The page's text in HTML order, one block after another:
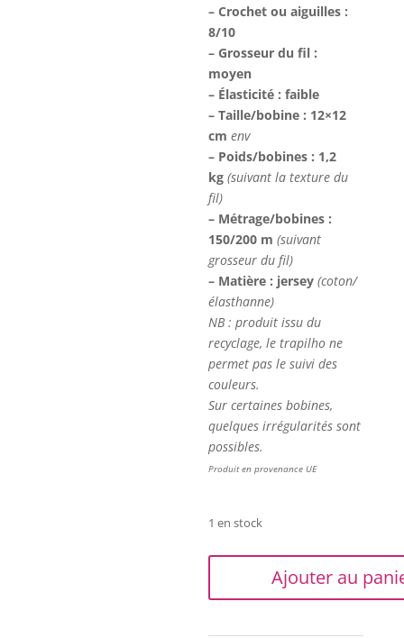
– Crochet ou aiguilles :
8/10
– Grosseur du fil :
moyen
– Élasticité : faible
– Taille/bobine : 12×12
cmenv
– Poids/bobines : 1,2
kg (suivant la texture du
fil)
– Métrage/bobines :
150/200 m(suivant
grosseur du fil)
– Matière : jersey(coton/
élasthanne)
NB : produit issu du
recyclage, le trapilho ne
permet pas le suivi des
couleurs.
Sur certaines bobines,
quelques irrégularités sont
possibles.
Produit en provenance UE
1 en stock
Trapilho
Ajouter au